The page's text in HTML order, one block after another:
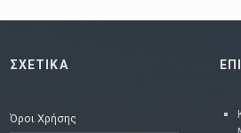
ΣΧΕΤΙΚΑ
Όροι Χρήσης